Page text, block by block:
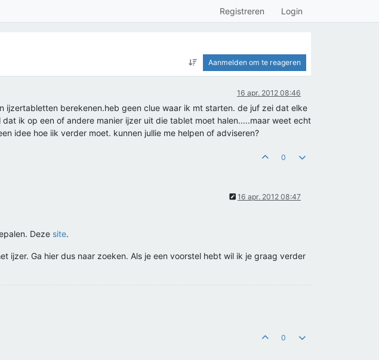
Registreren Login
Aanmelden om te reageren
16 apr. 2012 08:46
berekenen.heb geen clue waar ik mt starten. de juf zei dat elke
ik op een of andere manier ijzer uit die tablet moet halen.....maar weet echt
idee hoe iik verder moet. kunnen jullie me helpen of adviseren?
0
16 apr. 2012 08:47
Deze site.
Ga hier dus naar zoeken. Als je een voorstel hebt wil ik je graag verder
0